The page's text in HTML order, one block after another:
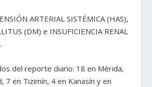
ARTERIAL SISTÉMICA (HAS),
(DM) e INSUFICIENCIA RENAL
del reporte diario: 18 en Mérida,
7 en Tizimín, 4 en Kanasín y en